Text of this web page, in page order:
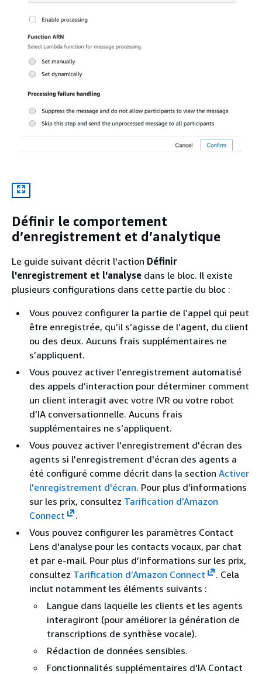
Définir le comportement
d’enregistrement et d’analytique
Le guide suivant décrit l'action Définir
l'enregistrement et l'analyse dans le bloc. Il existe
plusieurs configurations dans cette partie du bloc :
Vous pouvez configurer la partie de l’appel qui peut
être enregistrée, qu’il s’agisse de l’agent, du client
ou des deux. Aucuns frais supplémentaires ne
s’appliquent.
Vous pouvez activer l’enregistrement automatisé
des appels d’interaction pour déterminer comment
un client interagit avec votre IVR ou votre robot
d’IA conversationnelle. Aucuns frais
supplémentaires ne s’appliquent.
Vous pouvez activer l'enregistrement d'écran des
agents si l'enregistrement d'écran des agents a
été configuré comme décrit dans la section Activer
l'enregistrement d'écran. Pour plus d’informations
sur les prix, consultez Tarification d’Amazon
Connect
.
Vous pouvez configurer les paramètres Contact
Lens d'analyse pour les contacts vocaux, par chat
et par e-mail. Pour plus d’informations sur les prix,
consultez Tarification d’Amazon Connect
. Cela
inclut notamment les éléments suivants :
Langue dans laquelle les clients et les agents
interagiront (pour améliorer la génération de
transcriptions de synthèse vocale).
Rédaction de données sensibles.
Fonctionnalités supplémentaires d'IA Contact